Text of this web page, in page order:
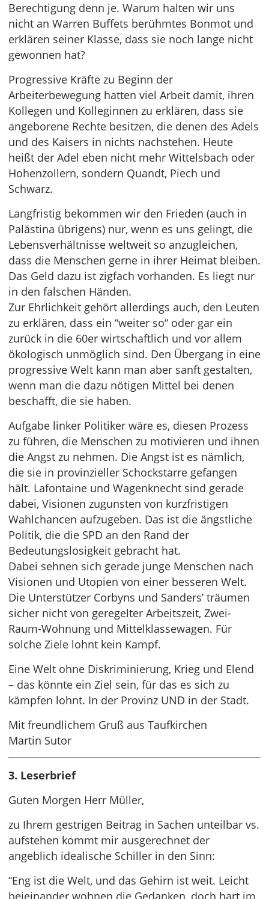
Berechtigung denn je. Warum halten wir uns
nicht an Warren Buffets berühmtes Bonmot und
erklären seiner Klasse, dass sie noch lange nicht
gewonnen hat?
Progressive Kräfte zu Beginn der
Arbeiterbewegung hatten viel Arbeit damit, ihren
Kollegen und Kolleginnen zu erklären, dass sie
angeborene Rechte besitzen, die denen des Adels
und des Kaisers in nichts nachstehen. Heute
heißt der Adel eben nicht mehr Wittelsbach oder
Hohenzollern, sondern Quandt, Piech und
Schwarz.
Langfristig bekommen wir den Frieden (auch in
Palästina übrigens) nur, wenn es uns gelingt, die
Lebensverhältnisse weltweit so anzugleichen,
dass die Menschen gerne in ihrer Heimat bleiben.
Das Geld dazu ist zigfach vorhanden. Es liegt nur
in den falschen Händen.
Zur Ehrlichkeit gehört allerdings auch, den Leuten
zu erklären, dass ein “weiter so“ oder gar ein
zurück in die 60er wirtschaftlich und vor allem
ökologisch unmöglich sind. Den Übergang in eine
progressive Welt kann man aber sanft gestalten,
wenn man die dazu nötigen Mittel bei denen
beschafft, die sie haben.
Aufgabe linker Politiker wäre es, diesen Prozess
zu führen, die Menschen zu motivieren und ihnen
die Angst zu nehmen. Die Angst ist es nämlich,
die sie in provinzieller Schockstarre gefangen
hält. Lafontaine und Wagenknecht sind gerade
dabei, Visionen zugunsten von kurzfristigen
Wahlchancen aufzugeben. Das ist die ängstliche
Politik, die die SPD an den Rand der
Bedeutungslosigkeit gebracht hat.
Dabei sehnen sich gerade junge Menschen nach
Visionen und Utopien von einer besseren Welt.
Die Unterstützer Corbyns und Sanders’ träumen
sicher nicht von geregelter Arbeitszeit, Zwei-
Raum-Wohnung und Mittelklassewagen. Für
solche Ziele lohnt kein Kampf.
Eine Welt ohne Diskriminierung, Krieg und Elend
– das könnte ein Ziel sein, für das es sich zu
kämpfen lohnt. In der Provinz UND in der Stadt.
Mit freundlichem Gruß aus Taufkirchen
Martin Sutor
3. Leserbrief
Guten Morgen Herr Müller,
zu Ihrem gestrigen Beitrag in Sachen unteilbar vs.
aufstehen kommt mir ausgerechnet der
angeblich idealische Schiller in den Sinn:
“Eng ist die Welt, und das Gehirn ist weit. Leicht
beieinander wohnen die Gedanken, doch hart im